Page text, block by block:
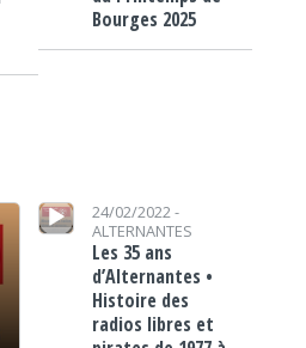
Bourges 2025
Lecteur audio
24/02/2022 -
ALTERNANTES
Les 35 ans
d’Alternantes •
Histoire des
radios libres et